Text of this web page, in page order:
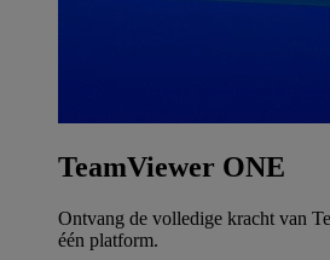
TeamViewer ONE
Ontvang de volledige kracht van
één platform.